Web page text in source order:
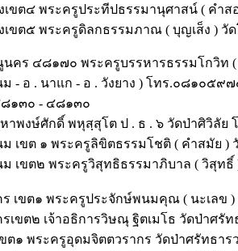
งเขต๔ พระครูประทีปธรรมานุศาสน์ ( คำ
งเขต๕ พระครูดิลกธรรมภาณ ( บุญเส็ง )
นคร ๔๘๑๗๐ พระครูบรรหารธรรมโกวิท (
ม - อ . นาแก - อ . วังยาง ) โทร.๐๘๑๐๕๙
๑๓๐ - ๔๘๑๓๐
หาพงษ์ศักดิ์ พหุสฺสุโต ป . ธ . ๖ วัดป่าศิวิลั
ม เขต ๑ พระครูลิขิตธรรมโชติ ( คำสมัย
ม เขต๒ พระครูวิสุทธิธรรมาภิบาล ( วิสุ
ร เขต๑ พระครูประจักษ์พนมคุณ ( นะเล
รเขต๒ เจ้าอธิการวิษณุ ฐิตเมโธ วัดป่าศ
ขต๑ พระครูอุดมจิตตวรากร วัดป่าศรัทธา